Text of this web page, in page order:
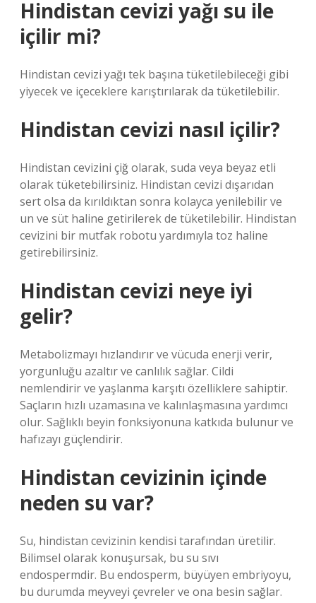
Hindistan cevizi yağı su ile
içilir mi?
Hindistan cevizi yağı tek başına tüketilebileceği gibi
yiyecek ve içeceklere karıştırılarak da tüketilebilir.
Hindistan cevizi nasıl içilir?
Hindistan cevizini çiğ olarak, suda veya beyaz etli
olarak tüketebilirsiniz. Hindistan cevizi dışarıdan
sert olsa da kırıldıktan sonra kolayca yenilebilir ve
un ve süt haline getirilerek de tüketilebilir. Hindistan
cevizini bir mutfak robotu yardımıyla toz haline
getirebilirsiniz.
Hindistan cevizi neye iyi
gelir?
Metabolizmayı hızlandırır ve vücuda enerji verir,
yorgunluğu azaltır ve canlılık sağlar. Cildi
nemlendirir ve yaşlanma karşıtı özelliklere sahiptir.
Saçların hızlı uzamasına ve kalınlaşmasına yardımcı
olur. Sağlıklı beyin fonksiyonuna katkıda bulunur ve
hafızayı güçlendirir.
Hindistan cevizinin içinde
neden su var?
Su, hindistan cevizinin kendisi tarafından üretilir.
Bilimsel olarak konuşursak, bu su sıvı
endospermdir. Bu endosperm, büyüyen embriyoyu,
bu durumda meyveyi çevreler ve ona besin sağlar.